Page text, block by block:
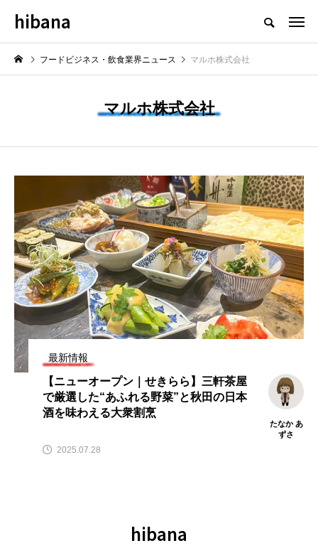
フードビジネス・飲食業界のニュースメディア
NEW POST
【2026年グルメトレンド】旨辛
ブーム本格化！ナッコプセ・チュ
クミなど本場系グルメが人気上昇
2026.08.06
飲食マーケティング
【2026年最新】注目の飲食店フ
hibana
フードビジネス・飲食業界ニュース マルホ株式会社
マルホ株式会社
最新情報
【ニューオープン｜せきらら】三軒茶屋
で厳選した“あふれる野菜”と秋田の日本
酒を味わえる大衆割烹
たなか あ
ずさ
2025.07.28
hibana